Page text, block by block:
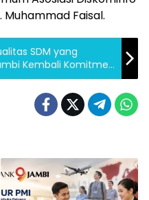
Muhammad Faisal.
SDM yang
Kembali Komitmen
Tes Urine